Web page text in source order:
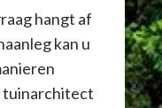
hangt af
kan u
tuinarchitect